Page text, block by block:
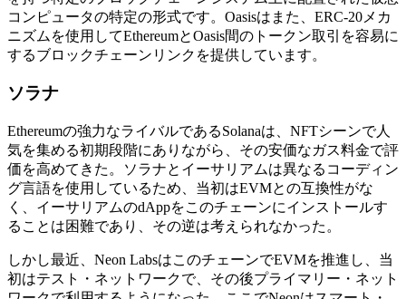
コンピュータの特定の形式です。Oasisはまた、ERC-20メカ
ニズムを使用してEthereumとOasis間のトークン取引を容易に
するブロックチェーンリンクを提供しています。
ソラナ
Ethereumの強力なライバルであるSolanaは、NFTシーンで人
気を集める初期段階にありながら、その安価なガス料金で評
価を高めてきた。ソラナとイーサリアムは異なるコーディン
グ言語を使用しているため、当初はEVMとの互換性がな
く、イーサリアムのdAppをこのチェーンにインストールす
ることは困難であり、その逆は考えられなかった。
しかし最近、Neon LabsはこのチェーンでEVMを推進し、当
初はテスト・ネットワークで、その後プライマリー・ネット